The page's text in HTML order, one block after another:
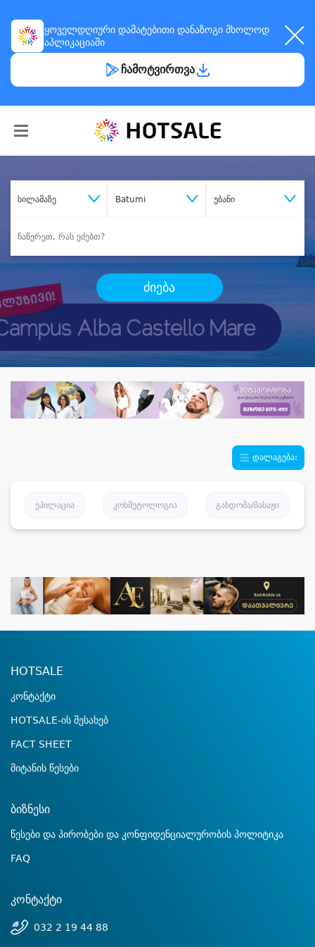
ყოველდღიური დამატებითი დანაზოგი მხოლოდ
აპლიკაციაში
ჩამოტვირთვა
სილამაზე Batumi უბანი
ძიება
დალაგება:
ეპილაცია კოსმეტოლოგია გახდომა/მასაჟი
HOTSALE
კონტაქტი
HOTSALE-ის შესახებ
FACT SHEET
მიტანის წესები
ბიზნესი
წესები და პირობები და კონფიდენციალურობის პოლიტიკა
FAQ
კონტაქტი
032 2 19 44 88